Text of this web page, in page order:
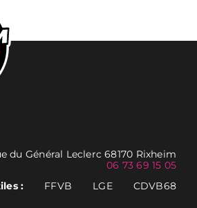
du Général Leclerc 68170 Rixheim
06 73 69 15 05
:
FFVB LGE CDVB68